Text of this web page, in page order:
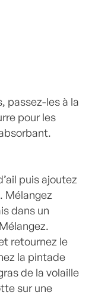
passez-les à la
pour les
puis ajoutez
Mélangez
dans un
retournez le
la pintade
de la volaille
sur une